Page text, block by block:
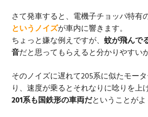
さて発車すると、電機子チョッパ特有
というノイズが車内に響きます。
ちょっと嫌な例えですが、 蚊が飛んで
音だと思ってもらえると分かりやすい
そのノイズに遅れて205系に似たモー
り、速度が乗るとそれなりに唸りを上
201系も国鉄形の車両だということがよ